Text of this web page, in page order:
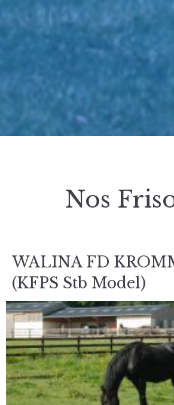
Nos
WALINA FD
(KFPS Stb Model)